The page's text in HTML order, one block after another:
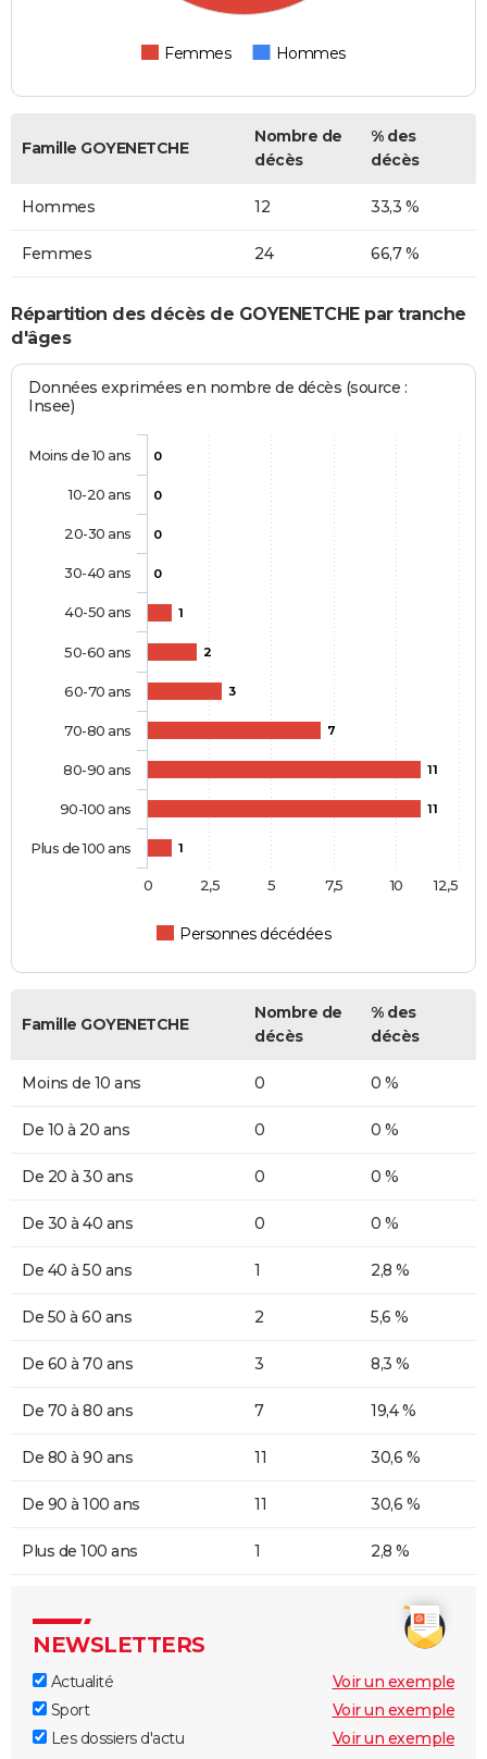
Femmes Hommes
Famille GOYENETCHE
Nombre de
décès
% des
décès
Hommes 12 33,3 %
Femmes 24 66,7 %
Répartition des décès de GOYENETCHE par tranche
d'âges
Données exprimées en nombre de décès (source :
Insee)
0
0
0
0
1
2
3
7
11
11
1
Personnes décédées
Moins de 10 ans
10-20 ans
20-30 ans
30-40 ans
40-50 ans
50-60 ans
60-70 ans
70-80 ans
80-90 ans
90-100 ans
Plus de 100 ans
0 10
2,5 5 7,5 12,5
Famille GOYENETCHE
Nombre de
décès
% des
décès
Moins de 10 ans 0 0 %
De 10 à 20 ans 0 0 %
De 20 à 30 ans 0 0 %
De 30 à 40 ans 0 0 %
De 40 à 50 ans 1 2,8 %
De 50 à 60 ans 2 5,6 %
De 60 à 70 ans 3 8,3 %
De 70 à 80 ans 7 19,4 %
De 80 à 90 ans 11 30,6 %
De 90 à 100 ans 11 30,6 %
Plus de 100 ans 1 2,8 %
NEWSLETTERS
Actualité
Voir un exemple
Sport
Voir un exemple
Les dossiers d'actu
Voir un exemple